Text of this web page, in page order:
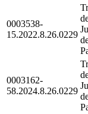
0003538-
15.2022.8.26.0229
0003162-
58.2024.8.26.0229